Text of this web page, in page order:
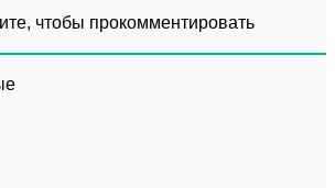
чтобы прокомментировать